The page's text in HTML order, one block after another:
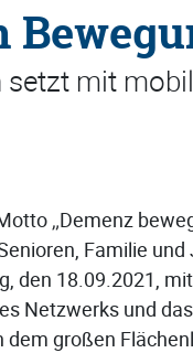
mit
„Demenz
Familie
den 18.09.2021,
Netzwerks und
dem großen